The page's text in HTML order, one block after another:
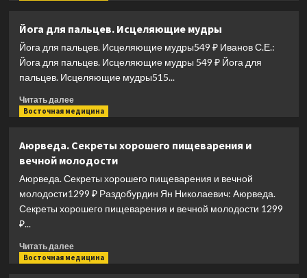
питание
при
гастрите
Йога для пальцев. Исцеляющие мудры
Йога для пальцев. Исцеляющие мудры549 ₽ Иванов С.Е.:
Йога для пальцев. Исцеляющие мудры 549 ₽ Йога для
пальцев. Исцеляющие мудры515...
Читать далееПрочитать
больше
для
пальцев.
Исцеляющие
мудры
Восточная медицина
Аюрведа. Секреты хорошего пищеварения и
вечной молодости
Аюрведа. Секреты хорошего пищеварения и вечной
молодости1299 ₽ Раздобурдин Ян Николаевич: Аюрведа.
Секреты хорошего пищеварения и вечной молодости 1299
₽...
Читать далееПрочитать
больше
Восточная медицина